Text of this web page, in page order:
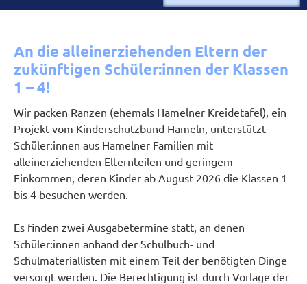
An die alleinerziehenden Eltern der
zukünftigen Schüler:innen der Klassen
1 – 4!
Wir packen Ranzen (ehemals Hamelner Kreidetafel), ein
Projekt vom Kinderschutzbund Hameln, unterstützt
Schüler:innen aus Hamelner Familien mit
alleinerziehenden Elternteilen und geringem
Einkommen, deren Kinder ab August 2026 die Klassen 1
bis 4 besuchen werden.
Es finden zwei Ausgabetermine statt, an denen
Schüler:innen anhand der Schulbuch- und
Schulmateriallisten mit einem Teil der benötigten Dinge
versorgt werden. Die Berechtigung ist durch Vorlage der